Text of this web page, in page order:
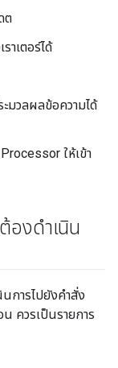
ต
าเตอร์ได้
ะมวลผลข้อความได้
ให้เข้า
องดำเนิน
การไปยังคำสั่ง
ควรเป็นรายการ